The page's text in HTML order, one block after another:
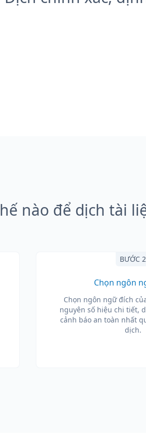
nào để dịch tài
BƯỚC 2
Chọn ngôn
Chọn ngôn ngữ đích
nguyên số hiệu chi tiết,
cảnh báo an toàn nhất
dịch.